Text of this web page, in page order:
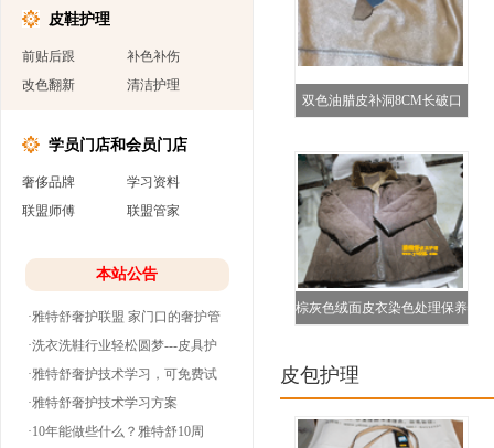
皮鞋护理
前贴后跟
补色补伤
改色翻新
清洁护理
学员门店和会员门店
奢侈品牌
学习资料
联盟师傅
联盟管家
本站公告
·雅特舒奢护联盟 家门口的奢护管
家
·洗衣洗鞋行业轻松圆梦---皮具护
理
·雅特舒奢护技术学习，可免费试
学并分期付款
·雅特舒奢护技术学习方案
·10年能做些什么？雅特舒10周
双色油腊皮补洞8CM长破口
棕灰色绒面皮衣染色处理保养
皮包护理